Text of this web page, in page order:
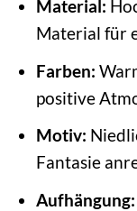
Material:
Material für
Farben:
positive
Motiv:
Fantasie
Aufhängung: